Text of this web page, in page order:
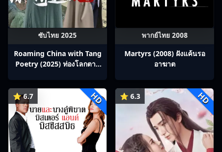
ซับไทย 2025
Roaming China with Tang
Poetry (2025) ท่องโลกตาม
พากย์ไทย 2008
Martyrs (2008) ฝังแค้นรอ
อาฆาต
⭐ 6.7 HD ⭐ 6.3 HD